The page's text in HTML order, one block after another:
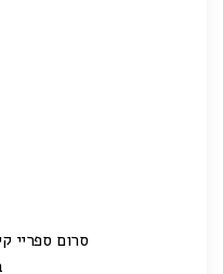
סרום ספריי קינואה